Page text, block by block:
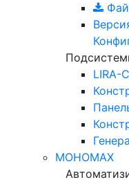
LIRA-
МОНОМАХ